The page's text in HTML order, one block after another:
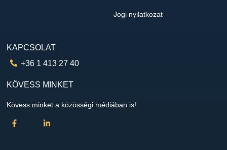
Jogi nyilatkozat
KAPCSOLAT
+36 1 413 27 40
KÖVESS MINKET
Kövess minket a közösségi médiában is!